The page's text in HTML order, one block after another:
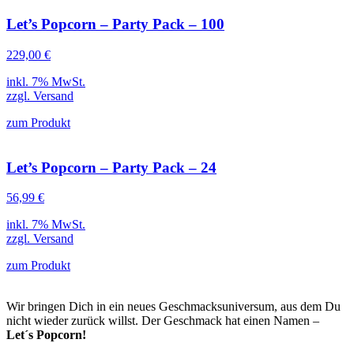
Let’s Popcorn – Party Pack – 100
229,00 €
inkl. 7% MwSt.
zzgl. Versand
zum Produkt
Let’s Popcorn – Party Pack – 24
56,99 €
inkl. 7% MwSt.
zzgl. Versand
zum Produkt
Wir bringen Dich in ein neues Geschmacksuniversum, aus dem Du
nicht wieder zurück willst. Der Geschmack hat einen Namen –
Let´s Popcorn!